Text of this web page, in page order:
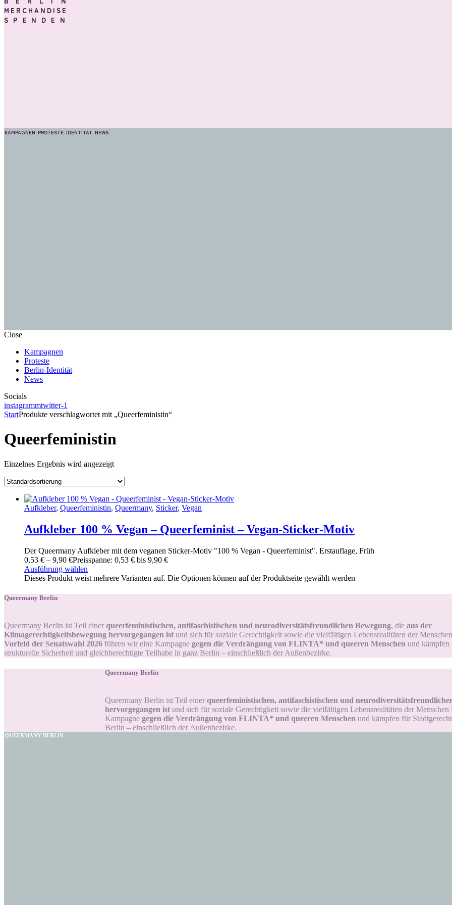
MERCHANDISE
SPENDEN
KAMPAGNEN–PROTESTE–IDENTITÄT–NEWS
Close
Kampagnen
Proteste
Berlin-Identität
News
Socials
instagrammtwitter-1
StartProdukte verschlagwortet mit „Queerfeministin“
Queerfeministin
Einzelnes Ergebnis wird angezeigt
Aufkleber, Queerfeministin, Queermany, Sticker, Vegan
Aufkleber 100 % Vegan – Queerfeminist – Vegan-Sticker-Motiv
Der Queermany Aufkleber mit dem veganen Sticker-Motiv "100 % Vegan - Queerfeminist". Erstauflage, Früh
0,53 € – 9,90 €Preisspanne: 0,53 € bis 9,90 €
Ausführung wählen
Dieses Produkt weist mehrere Varianten auf. Die Optionen können auf der Produktseite gewählt werden
Queermany Berlin
Queermany Berlin ist Teil einer queerfeministischen, antifaschistischen und neurodiversitätsfreundlichen Bewegung, die aus der
Klimagerechtigkeitsbewegung hervorgegangen ist und sich für soziale Gerechtigkeit sowie die vielfältigen Lebensrealitäten der
Vorfeld der Senatswahl 2026 führen wir eine Kampagne gegen die Verdrängung von FLINTA* und queeren Menschen und kämpfen
strukturelle Sicherheit und gleichberechtigte Teilhabe in ganz Berlin – einschließlich der Außenbezirke.
Queermany Berlin
Queermany Berlin ist Teil einer queerfeministischen, antifaschistischen und
hervorgegangen ist und sich für soziale Gerechtigkeit sowie die vielfältigen Lebensrealitäten der Menschen
Kampagne gegen die Verdrängung von FLINTA* und queeren Menschen und kämpfen für
Berlin – einschließlich der Außenbezirke.
QUEERMANY BERLIN –